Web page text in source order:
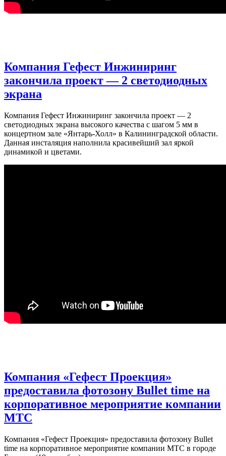
Компания Гефест Инжиниринг
закончила проект — 2 светодиодных
экрана
Компания Гефест Инжиниринг закончила проект — 2
светодиодных экрана высокого качества с шагом 5 мм в
концертном зале «Янтарь-Холл» в Калининградской области.
Данная инсталяция наполнила красивейший зал яркой
динамикой и цветами.
Компания «Гефест Проекция»
предоставила фотозону Bullet time на
корпоративное мероприятие компании
МТС
Компания «Гефест Проекция» предоставила фотозону Bullet
time на корпоративное мероприятие компании МТС в городе